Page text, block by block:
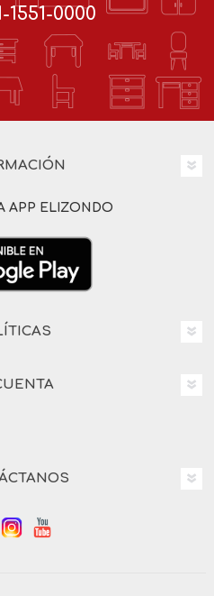
0000
APP ELIZONDO